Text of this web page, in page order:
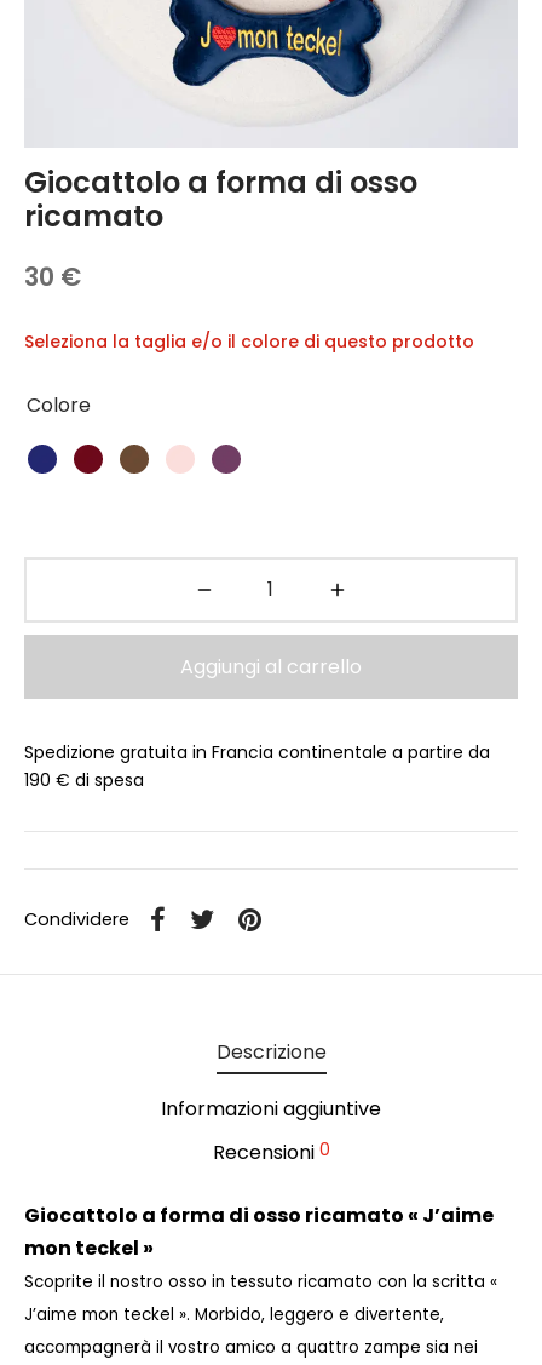
Giocattolo a forma di osso
ricamato
30 €
Seleziona la taglia e/o il colore di questo prodotto
Colore
Aggiungi al carrello
Spedizione gratuita in Francia continentale a partire da
190 € di spesa
Condividere
Descrizione
Informazioni aggiuntive
Recensioni 0
Giocattolo a forma di osso ricamato « J’aime
mon teckel »
Scoprite il nostro osso in tessuto ricamato con la scritta «
J’aime mon teckel ». Morbido, leggero e divertente,
accompagnerà il vostro amico a quattro zampe sia nei
da nuoto